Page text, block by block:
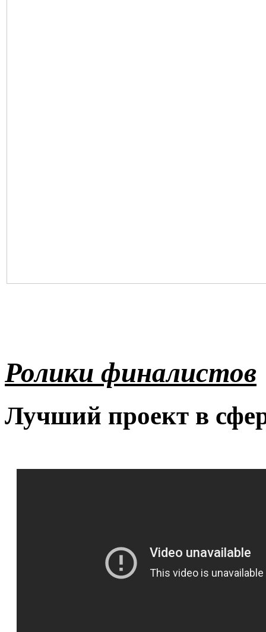
Ролики финалистов
Лучший проект в